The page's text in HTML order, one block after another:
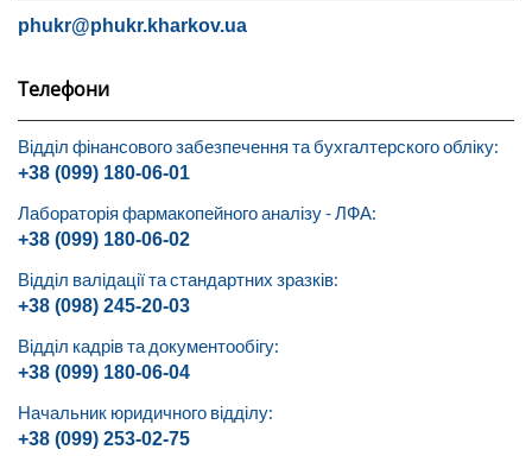
phukr@phukr.kharkov.ua
Телефони
Відділ фінансового забезпечення та бухгалтерского обліку:
+38 (099) 180-06-01
Лабораторія фармакопейного аналізу - ЛФА:
+38 (099) 180-06-02
Відділ валідації та стандартних зразків:
+38 (098) 245-20-03
Відділ кадрів та документообігу:
+38 (099) 180-06-04
Начальник юридичного відділу:
+38 (099) 253-02-75